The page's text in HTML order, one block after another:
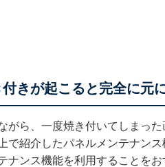
きが起こると完全に元
がら、一度焼き付いてしまっ
で紹介したパネルメンテナン
ナンス機能を利用することをお